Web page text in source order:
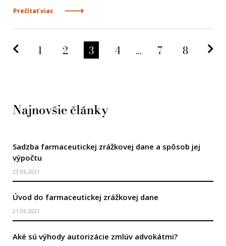
Prečítať viac
Predchádzajúca strana
1 2 3 4 ... 7 8
Najnovšie články
Sadzba farmaceutickej zrážkovej dane a spôsob jej
výpočtu
23.06.2021
Úvod do farmaceutickej zrážkovej dane
21.06.2021
Aké sú výhody autorizácie zmlúv advokátmi?